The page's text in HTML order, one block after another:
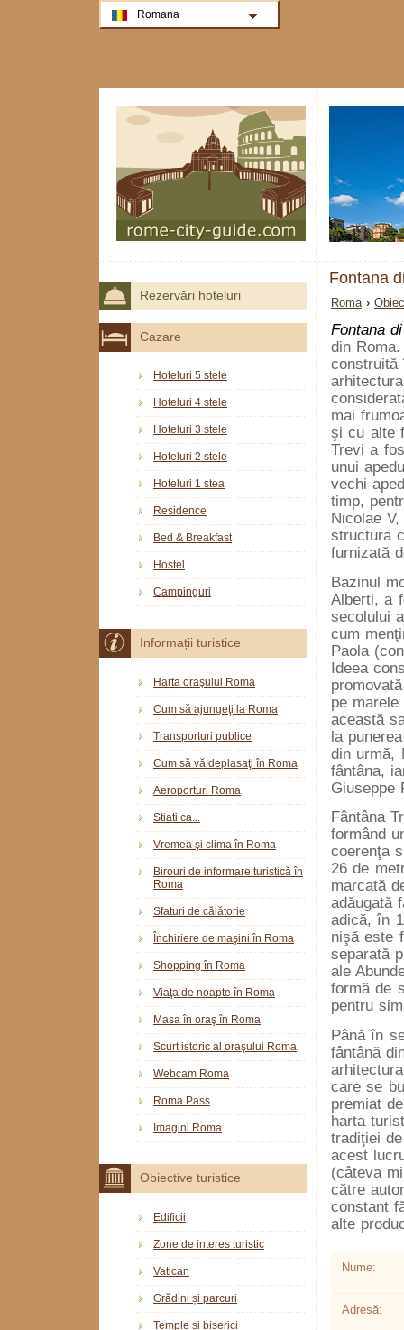
Fontana
Roma ›
Fontana
din
construită
mai
şi cu alte
Trevi a
unui
vechi
timp,
Nicolae
structura
furnizată
Bazinul
Alberti, a
secolului
cum
Paola
Ideea
pe
această
la
din urmă,
fântâna,
Giuseppe
Fântâna
formând
coerenţa
26 de
marcată
adăugată
adică, în
nişă este
separată
ale
formă de
pentru
Până în
fântână
care se
premiat
harta
tradiţiei
acest
(câteva
către
constant
alte
Nume:
Adresă:
Rezervări hoteluri
Cazare
Hoteluri 5 stele
Hoteluri 4 stele
Hoteluri 3 stele
Hoteluri 2 stele
Hoteluri 1 stea
Residence
Bed & Breakfast
Hostel
Campinguri
Informații turistice
Harta oraşului Roma
Cum să ajungeţi la Roma
Transporturi publice
Cum să vă deplasaţi în Roma
Aeroporturi Roma
Stiati ca...
Vremea şi clima în Roma
Birouri de informare turistică în
Roma
Sfaturi de călătorie
Închiriere de maşini în Roma
Shopping în Roma
Viaţa de noapte în Roma
Masa în oraş în Roma
Scurt istoric al oraşului Roma
Webcam Roma
Roma Pass
Imagini Roma
Obiective turistice
Edificii
Zone de interes turistic
Vatican
Grădini și parcuri
Temple și biserici
Romana